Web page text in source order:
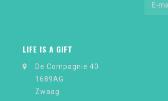
LIFE IS A GIFT
De Compagnie 40
1689AG
Zwaag